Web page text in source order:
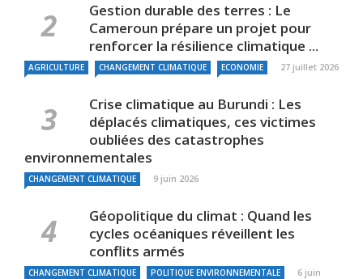
Gestion durable des terres : Le
Cameroun prépare un projet pour
renforcer la résilience climatique ...
AGRICULTURE CHANGEMENT CLIMATIQUE ECONOMIE 27 juillet 2026
Crise climatique au Burundi : Les
déplacés climatiques, ces victimes
oubliées des catastrophes
environnementales
CHANGEMENT CLIMATIQUE 9 juin 2026
Géopolitique du climat : Quand les
cycles océaniques réveillent les
conflits armés
CHANGEMENT CLIMATIQUE POLITIQUE ENVIRONNEMENTALE
6 juin